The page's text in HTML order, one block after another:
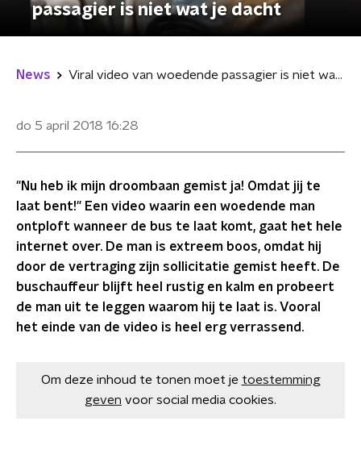
passagier is niet wat je dacht
News Viral video van woedende passagier is niet wat je dacht
do 5 april 2018 16:28
"Nu heb ik mijn droombaan gemist ja! Omdat jij te
laat bent!" Een video waarin een woedende man
ontploft wanneer de bus te laat komt, gaat het hele
internet over. De man is extreem boos, omdat hij
door de vertraging zijn sollicitatie gemist heeft. De
buschauffeur blijft heel rustig en kalm en probeert
de man uit te leggen waarom hij te laat is. Vooral
het einde van de video is heel erg verrassend.
Om deze inhoud te tonen moet je toestemming
geven voor social media cookies.